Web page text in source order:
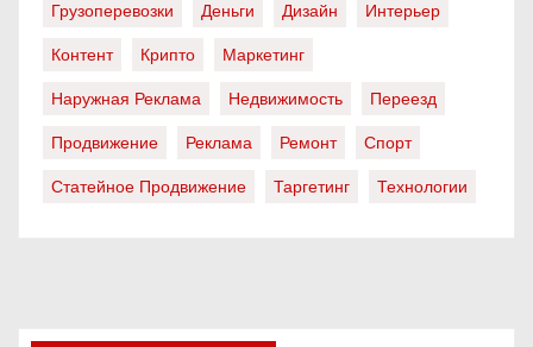
Грузоперевозки
Деньги Дизайн
Интерьер
Контент
Крипто
Маркетинг
Наружная Реклама
Недвижимость
Переезд
Продвижение
Реклама Ремонт
Спорт
Статейное Продвижение
Таргетинг Технологии